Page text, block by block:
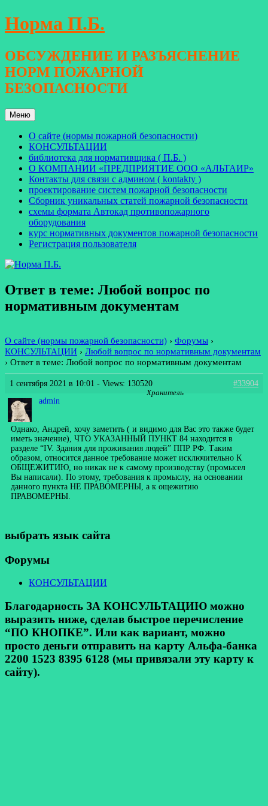
Перейти
к
Норма П.Б.
ОБСУЖДЕНИЕ И РАЗЪЯСНЕНИЕ
НОРМ ПОЖАРНОЙ
БЕЗОПАСНОСТИ
Меню
О сайте (нормы пожарной безопасности)
КОНСУЛЬТАЦИИ
библиотека для нормативщика ( П.Б. )
О КОМПАНИИ «ПРЕДПРИЯТИЕ ООО «АЛЬТАИР»
Контакты для связи с админом ( kontakty )
проектирование систем пожарной безопасности
Сборник уникальных статей пожарной безопасности
схемы формата Автокад противопожарного
оборудования
курс нормативных документов пожарной безопасности
Регистрация пользователя
Ответ в теме: Любой вопрос по
нормативным документам
О сайте (нормы пожарной безопасности) › Форумы ›
КОНСУЛЬТАЦИИ › Любой вопрос по нормативным документам
› Ответ в теме: Любой вопрос по нормативным документам
1 сентября 2021 в 10:01 - Views: 130520
#33904
admin
Хранитель
Однако, Андрей, хочу заметить ( и видимо для Вас это также будет
иметь значение), ЧТО УКАЗАННЫЙ ПУНКТ 84 находится в
разделе “IV. Здания для проживания людей” ППР РФ. Таким
образом, относится данное требование может исключительно К
ОБЩЕЖИТИЮ, но никак не к самому производству (промысел
Вы написали). По этому, требования к промыслу, на основании
данного пункта НЕ ПРАВОМЕРНЫ, а к ощежитию
ПРАВОМЕРНЫ.
выбрать язык сайта
Форумы
КОНСУЛЬТАЦИИ
Благодарность ЗА КОНСУЛЬТАЦИЮ можно
выразить ниже, сделав быстрое перечисление
“ПО КНОПКЕ”. Или как вариант, можно
просто деньги отправить на карту Альфа-банка
2200 1523 8395 6128 (мы привязали эту карту к
сайту).